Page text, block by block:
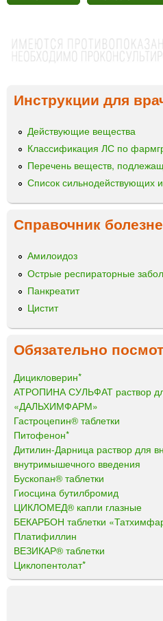
Инструкции для
Действующие вещества
Классификация ЛС по
Перечень веществ,
Список сильнодействующих
Справочник
Амилоидоз
Острые респираторные
Панкреатит
Цистит
Обязательно
Дицикловерин*
АТРОПИНА СУЛЬФАТ раствор
«ДАЛЬХИМФАРМ»
Гастроцепин® таблетки
Питофенон*
Дитилин-Дарница раствор для
внутримышечного введения
Бускопан® таблетки
Гиосцина бутилбромид
ЦИКЛОМЕД® капли глазные
БЕКАРБОН таблетки
Платифиллин
ВЕЗИКАР® таблетки
Циклопентолат*